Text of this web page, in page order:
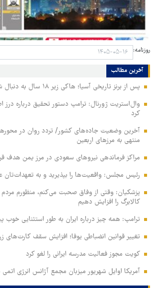
روزنامه:
آخرین مطالب
پس از برنز تاریخی آسیا؛ هاکی زیر ۱۸ سال به دنبال شگفتی در جام جهانی
وال‌استریت ژورنال: ترامپ دستور تحقیق درباره درز
کرد
آخرین وضعیت جاده‌های کشور/ تردد روان در
منتهی به مرزهای اربعین
مراکز فرماندهی نیروهای سعودی در مرز یمن هدف
رئیس مجلس: واقعیت‌ها را بپذیرید و به تعهدات‌تان
پزشکیان: وقتی از وفاق صحبت می‌کنم، منظورم مردم
کالابرگ را افزایش دهیم
ترامپ: همه چیز درباره ایران به طور استثنایی
تغییر قوانین انضباطی یوفا؛ افزایش سقف کارت‌های
کویت مجوز فعالیت مدرسه ایرانی را لغو کرد
آمریکا اوایل شهریور میزبان مجمع آژانس انرژی